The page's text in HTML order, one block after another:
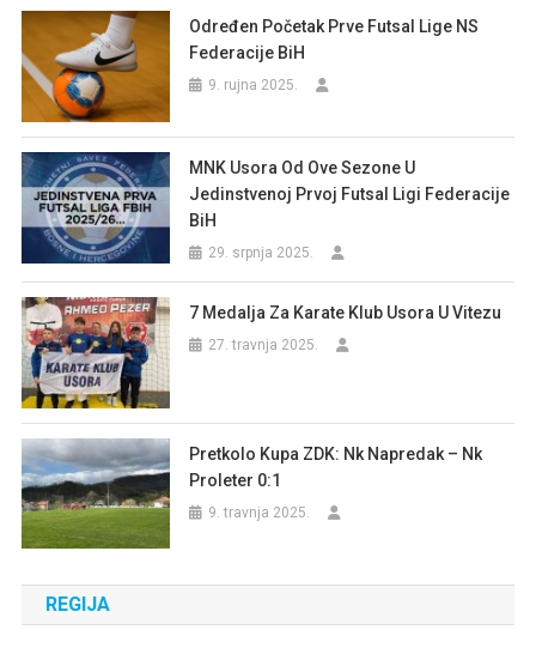
Određen Početak Prve Futsal Lige NS
Federacije BiH
9. rujna 2025.
MNK Usora Od Ove Sezone U
Jedinstvenoj Prvoj Futsal Ligi Federacije
BiH
29. srpnja 2025.
7 Medalja Za Karate Klub Usora U Vitezu
27. travnja 2025.
Pretkolo Kupa ZDK: Nk Napredak – Nk
Proleter 0:1
9. travnja 2025.
REGIJA